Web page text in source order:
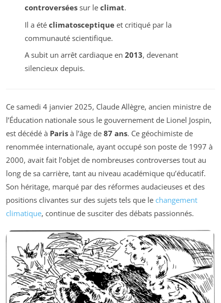
controverséessur le climat.
Il a été climatosceptiqueet critiqué par la
communauté scientifique.
A subit un arrêt cardiaque en 2013, devenant
silencieux depuis.
Ce samedi 4 janvier 2025, Claude Allègre, ancien ministre de
l’Éducation nationale sous le gouvernement de Lionel Jospin,
est décédé à Paris à l’âge de 87 ans. Ce géochimiste de
renommée internationale, ayant occupé son poste de 1997 à
2000, avait fait l’objet de nombreuses controverses tout au
long de sa carrière, tant au niveau académique qu’éducatif.
Son héritage, marqué par des réformes audacieuses et des
positions clivantes sur des sujets tels que le changement
climatique, continue de susciter des débats passionnés.